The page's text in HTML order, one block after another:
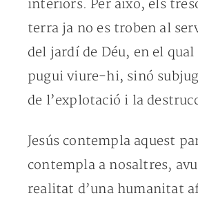
interiors. Per això, els
terra ja no es troben al
del jardí de Déu, en el
pugui viure-hi, sinó
de l’explotació i la
Jesús contempla aquest
contempla a nosaltres,
realitat d’una humanitat